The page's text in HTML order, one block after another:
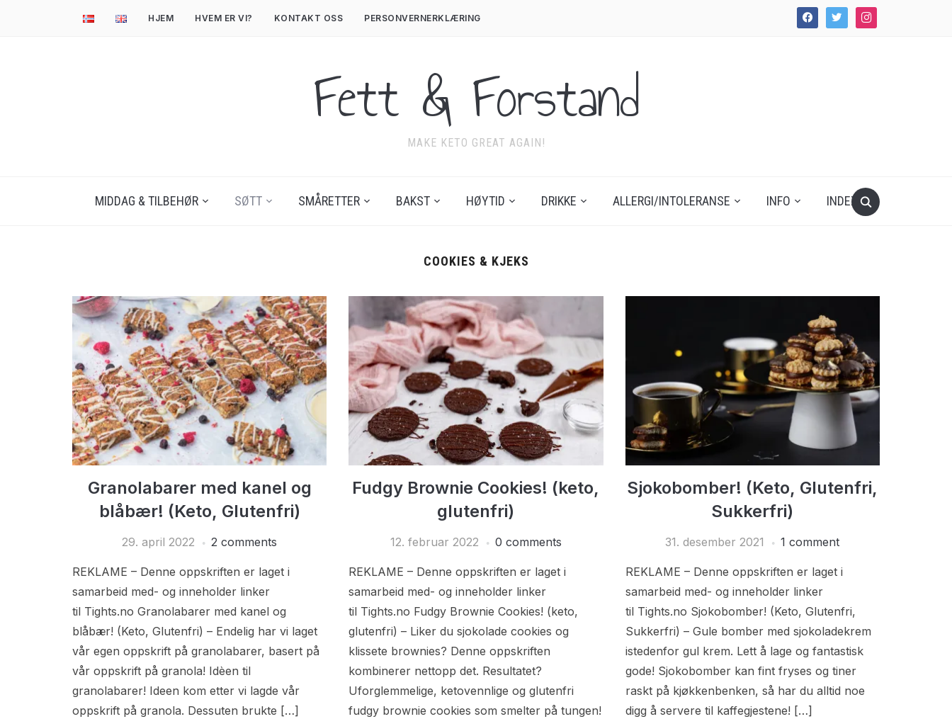
facebooktwitter instagram
HJEM HVEM ER VI? KONTAKT OSS PERSONVERNERKLÆRING
Fett & Forstand
MAKE KETO GREAT AGAIN!
MIDDAG & TILBEHØR SØTT SMÅRETTER BAKST HØYTID DRIKKE ALLERGI/INTOLERANSE INFO INDEX
COOKIES & KJEKS
Granolabarer med kanel og
blåbær! (Keto, Glutenfri)
29. april 2022 2 comments
REKLAME – Denne oppskriften er laget i
samarbeid med- og inneholder linker
til Tights.no Granolabarer med kanel og
blåbær! (Keto, Glutenfri) – Endelig har vi laget
vår egen oppskrift på granolabarer, basert på
vår oppskrift på granola! Idèen til
granolabarer! Ideen kom etter vi lagde vår
oppskrift på granola. Dessuten brukte […]
Fudgy Brownie Cookies! (keto,
glutenfri)
12. februar 2022 0 comments
REKLAME – Denne oppskriften er laget i
samarbeid med- og inneholder linker
til Tights.no Fudgy Brownie Cookies! (keto,
glutenfri) – Liker du sjokolade cookies og
klissete brownies? Denne oppskriften
kombinerer nettopp det. Resultatet?
Uforglemmelige, ketovennlige og glutenfri
fudgy brownie cookies som smelter på tungen!
Sjokobomber! (Keto, Glutenfri,
Sukkerfri)
31. desember 2021 1 comment
REKLAME – Denne oppskriften er laget i
samarbeid med- og inneholder linker
til Tights.no Sjokobomber! (Keto, Glutenfri,
Sukkerfri) – Gule bomber med sjokoladekrem
istedenfor gul krem. Lett å lage og fantastisk
gode! Sjokobomber kan fint fryses og tiner
raskt på kjøkkenbenken, så har du alltid noe
digg å servere til kaffegjestene! […]